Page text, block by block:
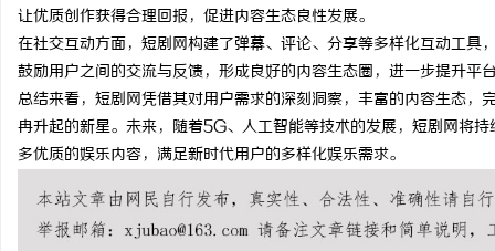
让优质创作获得合理回报，促进内容生态良性发展。
在社交互动方面，短剧网构建了弹幕、评论、分享等多样化互动工
鼓励用户之间的交流与反馈，形成良好的内容生态圈，进一步提升平
总结来看，短剧网凭借其对用户需求的深刻洞察，丰富的内容生态
冉升起的新星。未来，随着5G、人工智能等技术的发展，短剧网将
多优质的娱乐内容，满足新时代用户的多样化娱乐需求。
2026年工程验收趋严，
才是关键项